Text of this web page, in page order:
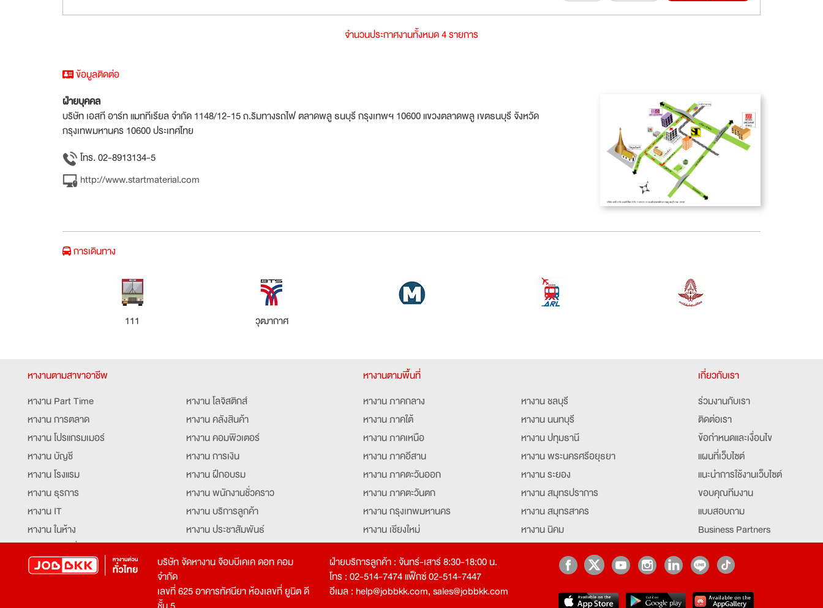
จำนวนประกาศงานทั้งหมด 4 รายการ
ข้อมูลติดต่อ
ฝ่ายบุคคล
บริษัท เอสที อาร์ท แมททีเรียล จำกัด 1148/12-15 ถ.ริมทางรถไฟ ตลาดพลู ธนบุรี กรุงเทพฯ 10600 แขวงตลาดพลู เขตธนบุรี จังหวัด
กรุงเทพมหานคร 10600 ประเทศไทย
โทร. 02-8913134-5
http://www.startmaterial.com
การเดินทาง
111 วุฒากาศ
หางานตามสาขาอาชีพ
หางาน Part Time
หางาน การตลาด
หางาน โปรแกรมเมอร์
หางาน บัญชี
หางาน โรงแรม
หางาน ธุรการ
หางาน IT
หางาน ในห้าง
หางาน ท่องเที่ยว
หางาน จัดซื้อ
หางาน โลจิสติกส์
หางาน คลังสินค้า
หางาน คอมพิวเตอร์
หางาน การเงิน
หางาน ฝึกอบรม
หางาน พนักงานชั่วคราว
หางาน บริการลูกค้า
หางาน ประชาสัมพันธ์
หางาน รับโทรศัพท์
หางาน ประสานงาน
หางาน จองตั๋ว
หางานตามพื้นที่
หางาน ภาคกลาง
หางาน ภาคใต้
หางาน ภาคเหนือ
หางาน ภาคอีสาน
หางาน ภาคตะวันออก
หางาน ภาคตะวันตก
หางาน กรุงเทพมหานคร
หางาน เชียงใหม่
หางาน ฉะเชิงเทรา
หางาน ชลบุรี
หางาน นนทบุรี
หางาน ปทุมธานี
หางาน พระนครศรีอยุธยา
หางาน ระยอง
หางาน สมุทรปราการ
หางาน สมุทรสาคร
หางาน นิคม
หางานอยุธยา
เกี่ยวกับเรา
ร่วมงานกับเรา
ติดต่อเรา
ข้อกำหนดและเงื่อนไข
แผนที่เว็บไซต์
แนะนำการใช้งานเว็บไซต์
ขอบคุณทีมงาน
แบบสอบถาม
Business Partners
Partner มหาวิทยาลัย
Job Index
job
บริษัท จัดหางาน จ๊อบบีเคเค ดอท คอม
จำกัด
เลขที่ 625 อาคารทัศนียา ห้องเลขที่ ยูนิต ดี
ฝ่ายบริการลูกค้า : จันทร์-เสาร์ 8:30-18:00 น.
โทร : 02-514-7474 แฟ็กซ์ 02-514-7447
อีเมล : help@jobbkk.com,sales@jobbkk.com